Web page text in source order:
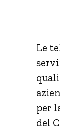
Le
per
del